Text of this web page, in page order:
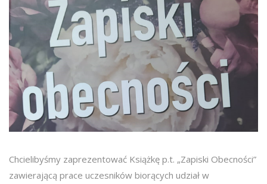
Chcielibyśmy zaprezentować Książkę p.t. „Zapiski Obecności”
zawierającą prace uczesników biorących udział w